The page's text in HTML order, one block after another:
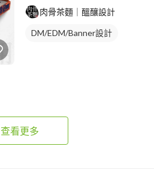
肉骨茶麵｜醞釀設計
DM/EDM/Banner設計
查看更多